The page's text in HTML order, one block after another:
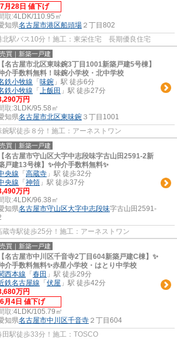
7月28日 値下げ
取:4LDK/110.95㎡
知県名古屋市港区船頭場 ２丁目802
北駅バス10分！施工：東栄住宅 長期優良住宅
売買｜新築一戸建
【名古屋市北区東味鋺3丁目1001新築戸建5号棟】
介手数料無料！味鋺小学校・北中学校
鉄小牧線 「 味鋺 」駅 徒歩6分
鉄小牧線 「 上飯田 」駅 徒歩27分
万円
取:3LDK/95.58㎡
知県名古屋市北区東味鋺 ３丁目1001
駅徒歩８分！施工：アーネストワン
売買｜新築一戸建
【名古屋市守山区大字中志段味字古山田2591-2新
戸建13号棟】✨️仲介手数料無料✨️
央線 「 高蔵寺 」駅 徒歩32分
央線 「 神領 」駅 徒歩37分
万円
取:4LDK/96.38㎡
知県名古屋市守山区大字中志段味字古山田2591-
寺駅徒歩25分！施工：アーネストワン
売買｜新築一戸建
【名古屋市中川区千音寺2丁目604新築戸建C棟】✨️
介手数料無料✨️赤星小学校・はとり中学校
西本線 「 春田 」駅 徒歩29分
鉄名古屋線 「 伏屋 」駅 徒歩42分
万円
6月4日 値下げ
取:4LDK/105.79㎡
知県名古屋市中川区千音寺 ２丁目604
駅徒歩33分！施工：TOSCO